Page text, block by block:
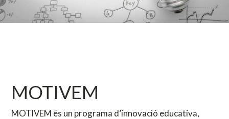
MOTIVEM
MOTIVEM és un programa d’innovació educativa,